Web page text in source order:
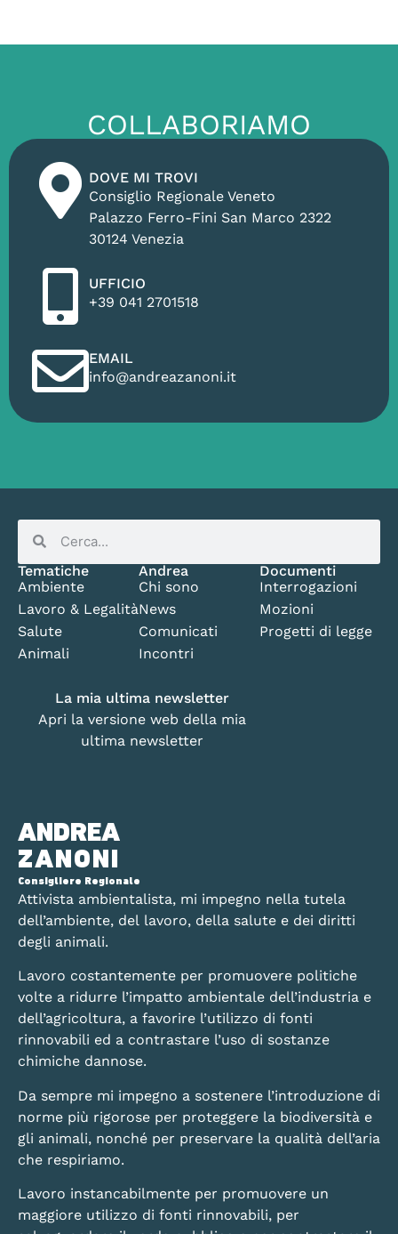
COLLABORIAMO
DOVE MI TROVI
Consiglio Regionale Veneto
Palazzo Ferro-Fini San Marco 2322
30124 Venezia
UFFICIO
+39 041 2701518
EMAIL
info@andreazanoni.it
ANDREA
ZANONI
Consigliere Regionale
Attivista ambientalista, mi impegno nella tutela
dell’ambiente, del lavoro, della salute e dei diritti
degli animali.
Lavoro costantemente per promuovere politiche
volte a ridurre l’impatto ambientale dell’industria e
dell’agricoltura, a favorire l’utilizzo di fonti
rinnovabili ed a contrastare l’uso di sostanze
chimiche dannose.
Da sempre mi impegno a sostenere l’introduzione di
norme più rigorose per proteggere la biodiversità e
gli animali, nonché per preservare la qualità dell’aria
che respiriamo.
Lavoro instancabilmente per promuovere un
maggiore utilizzo di fonti rinnovabili, per
Tematiche
Ambiente
Lavoro & Legalità
Salute
Animali
Andrea
Chi sono
News
Comunicati
Incontri
Documenti
Interrogazioni
Mozioni
Progetti di legge
La mia ultima newsletter
Apri la versione web della mia
ultima newsletter